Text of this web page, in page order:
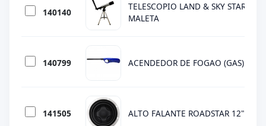
140140
TELESCOPIO LAND & SKY STAR
MALETA
140799 ACENDEDOR DE FOGAO (GAS)
141505 ALTO FALANTE ROADSTAR 12" RS-